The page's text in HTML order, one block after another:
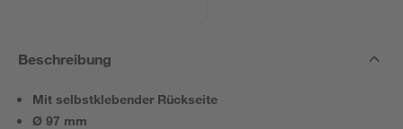
Beschreibung
Mit selbstklebender Rückseite
Ø 97 mm